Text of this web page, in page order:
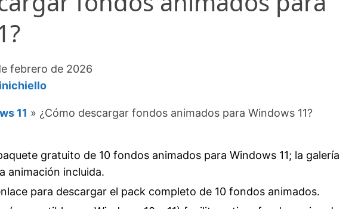
febrero de 2026
11 » ¿Cómo descargar fondos animados para Windows 11?
gratuito de 10 fondos animados para Windows 11; la galería
animación incluida.
para descargar el pack completo de 10 fondos animados.